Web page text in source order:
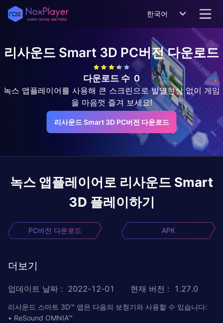
한국어
리사운드 Smart 3D PC버전 다운로드
다운로드 수 0
녹스 앱플레이어를 사용해 큰 스크린으로 발열현상 없이 게임
을 마음껏 즐겨 보세요!
리사운드 Smart 3D PC버전 다운로드
녹스 앱플레이어로 리사운드 Smart
3D 플레이하기
PC버전 다운로드 APK
더보기
업데이트 날짜 : 2022-12-01 현재 버전 : 1.27.0
리사운드 스마트 3D™ 앱은 다음의 보청기와 사용할 수 있습니다:
• ReSound OMNIA™